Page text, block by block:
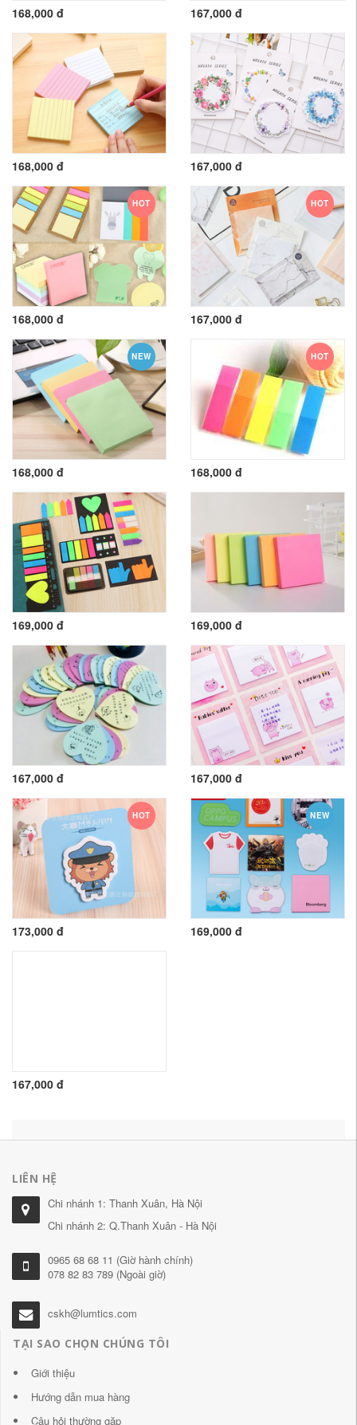
168,000 đ 167,000 đ
168,000 đ 167,000 đ
HOT
168,000 đ
HOT
167,000 đ
NEW
168,000 đ
HOT
168,000 đ
169,000 đ 169,000 đ
167,000 đ 167,000 đ
HOT
173,000 đ
NEW
169,000 đ
167,000 đ
LIÊN HỆ
Chi nhánh 1: Thanh Xuân, Hà Nội
Chi nhánh 2: Q.Thanh Xuân - Hà Nội
0965 68 68 11 (Giờ hành chính)
078 82 83 789 (Ngoài giờ)
cskh@lumtics.com
TẠI SAO CHỌN CHÚNG TÔI
Giới thiệu
Hướng dẫn mua hàng
Câu hỏi thường gặp